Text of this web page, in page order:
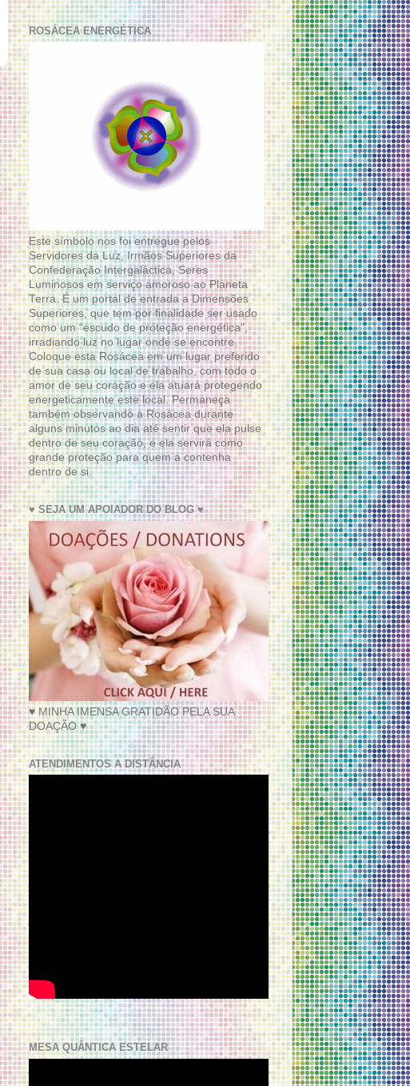
ROSÁCEA ENERGÉTICA
Este símbolo nos foi entregue pelos
Servidores da Luz, Irmãos Superiores da
Confederação Intergaláctica, Seres
Luminosos em serviço amoroso ao Planeta
Terra. É um portal de entrada a Dimensões
Superiores, que tem por finalidade ser usado
como um “escudo de proteção energética”,
irradiando luz no lugar onde se encontre.
Coloque esta Rosácea em um lugar preferido
de sua casa ou local de trabalho, com todo o
amor de seu coração e ela atuará protegendo
energeticamente este local. Permaneça
também observando a Rosácea durante
alguns minutos ao dia até sentir que ela pulse
dentro de seu coração, e ela servirá como
grande proteção para quem a contenha
dentro de si.
♥ SEJA UM APOIADOR DO BLOG ♥
♥ MINHA IMENSA GRATIDÃO PELA SUA
DOAÇÃO ♥
ATENDIMENTOS A DISTÂNCIA
MESA QUÂNTICA ESTELAR